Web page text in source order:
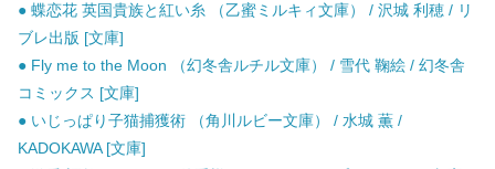
● 蝶恋花 英国貴族と紅い糸 （乙蜜ミルキィ文庫） / 沢城 利穂 / リ
ブレ出版 [文庫]
● Fly me to the Moon （幻冬舎ルチル文庫） / 雪代 鞠絵 / 幻冬舎
コミックス [文庫]
● いじっぱり子猫捕獲術 （角川ルビー文庫） / 水城 薫 /
KADOKAWA [文庫]